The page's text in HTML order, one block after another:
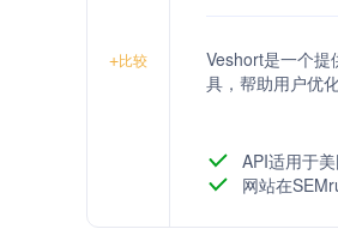
+比较
Veshort是一个提
具，帮助用户优
API适用于
网站在